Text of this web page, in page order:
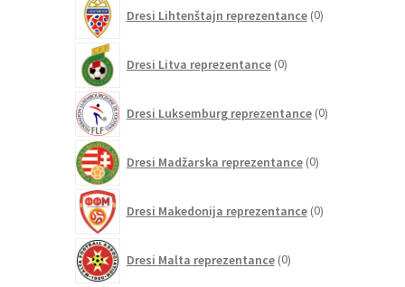
Dresi Lihtenštajn reprezentance 0izdelkov
Dresi Litva reprezentance 0izdelkov
Dresi Luksemburg reprezentance 0izdelkov
Dresi Madžarska reprezentance 0izdelkov
Dresi Makedonija reprezentance 0izdelkov
Dresi Malta reprezentance 0izdelkov